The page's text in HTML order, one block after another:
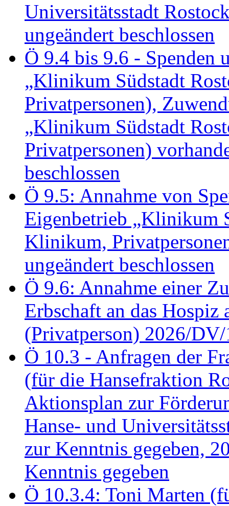
Universitätsstadt
ungeändert beschlossen
Ö 9.4 bis 9.6 -
„Klinikum Südstadt
Privatpersonen),
„Klinikum Südstadt
Privatpersonen)
beschlossen
Ö 9.5: Annahme von
Eigenbetrieb „Klinikum
Klinikum,
ungeändert beschlossen
Ö 9.6: Annahme einer
Erbschaft an das
(Privatperson) 2026/DV/
Ö 10.3 - Anfragen der
(für die Hansefraktion
Aktionsplan zur
Hanse- und
zur Kenntnis gegeben,
Kenntnis gegeben
Ö 10.3.4: Toni Marten